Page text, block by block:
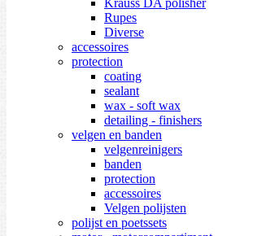
Krauss DA polisher
Rupes
Diverse
accessoires
protection
coating
sealant
wax - soft wax
detailing - finishers
velgen en banden
velgenreinigers
banden
protection
accessoires
Velgen polijsten
polijst en poetssets